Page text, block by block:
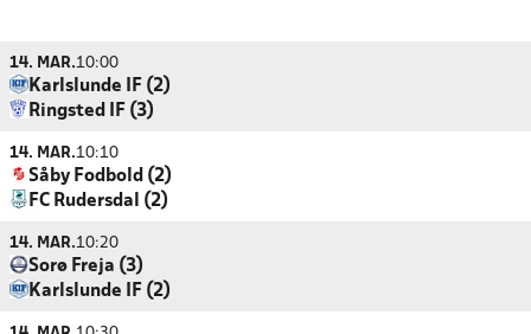
14. MAR.10:00
Karlslunde IF (2)
Ringsted IF (3)
14. MAR.10:10
Såby Fodbold (2)
FC Rudersdal (2)
14. MAR.10:20
Sorø Freja (3)
Karlslunde IF (2)